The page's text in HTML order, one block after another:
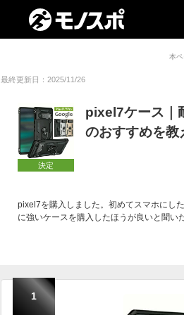
本
最終更新日：2025/11/26
決定
pixel7ケース｜
のおすすめを教
pixel7を購入しました。初めてスマホにし
に強いケースを購入したほうが良いと聞い
1